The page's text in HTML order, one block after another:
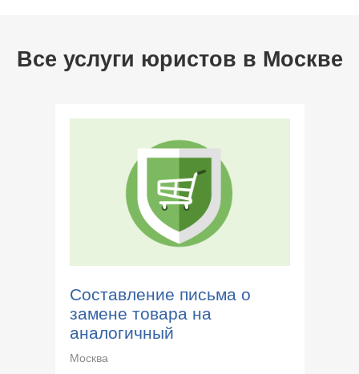
Все услуги юристов в Москве
Составление письма о
замене товара на
аналогичный
Москва